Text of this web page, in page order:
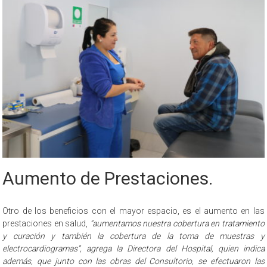
Aumento de Prestaciones.
Otro de los beneficios con el mayor espacio, es el aumento en las
prestaciones en salud,
“aumentamos nuestra cobertura en tratamiento
y curación y también la cobertura de la toma de muestras y
electrocardiogramas”, agrega la Directora del Hospital, quien indica
además, que junto con las obras del Consultorio, se efectuaron las